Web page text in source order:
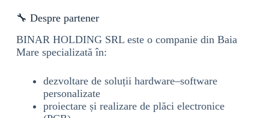
🔧 Despre partener
BINAR HOLDING SRL este o companie din Baia
Mare specializată în:
dezvoltare de soluții hardware–software
personalizate
proiectare și realizare de plăci electronice